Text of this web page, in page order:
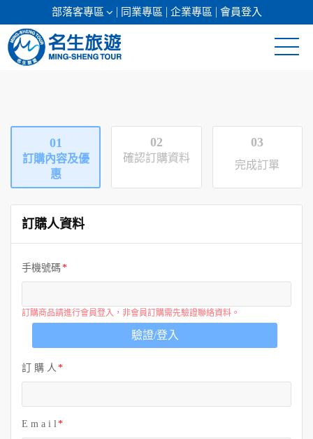
部落客專區 同業專區 企業專區 會員登入
日本專館
郵輪假期
海島假期
韓國
東南亞
01
訂購內容及優
惠
02
確認訂購資料
03
完成訂單
訂購人資料
手機號碼
訂購商品請進行會員登入，非會員訂購需先驗證聯絡資料。
驗證/登入
訂 購 人
E m a i l